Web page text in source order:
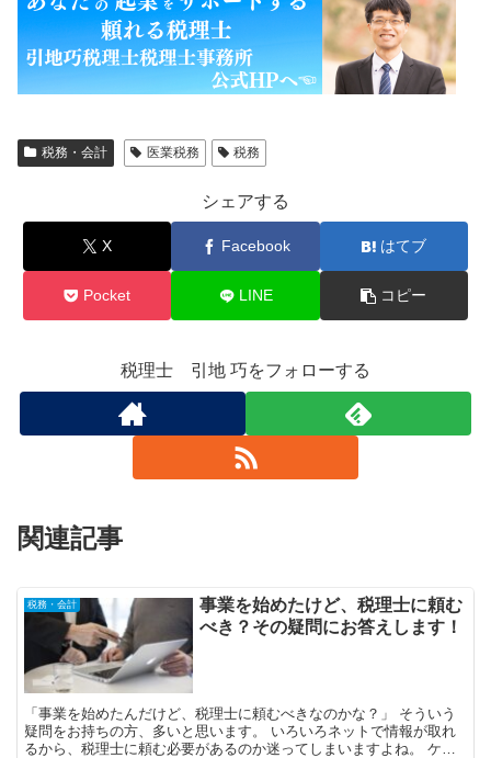
税務・会計 医業税務 税務
シェアする
X Facebook はてブ
Pocket LINE コピー
税理士 引地 巧をフォローする
関連記事
税務・会計
事業を始めたけど、税理士に頼む
べき？その疑問にお答えします！
「事業を始めたんだけど、税理士に頼むべきなのかな？」 そういう
疑問をお持ちの方、多いと思います。 いろいろネットで情報が取れ
るから、税理士に頼む必要があるのか迷ってしまいますよね。 ケー